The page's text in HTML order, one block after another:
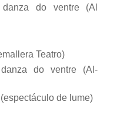
do ventre (Al
Teatro)
do ventre (Al-
de lume)